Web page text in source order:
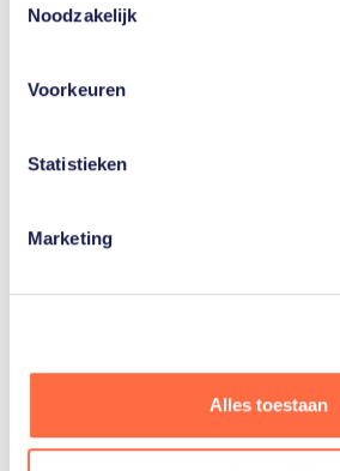
Noodzakelijk
Voorkeuren
Statistieken
Marketing
Alles toestaan
ploeg bestaat uit sporters die
talentdag. Ben jij tussen de 12
visuele en/of licht verstandelijke
Dan ben jij wellicht de
deelnemen aan de
Geschiedenis